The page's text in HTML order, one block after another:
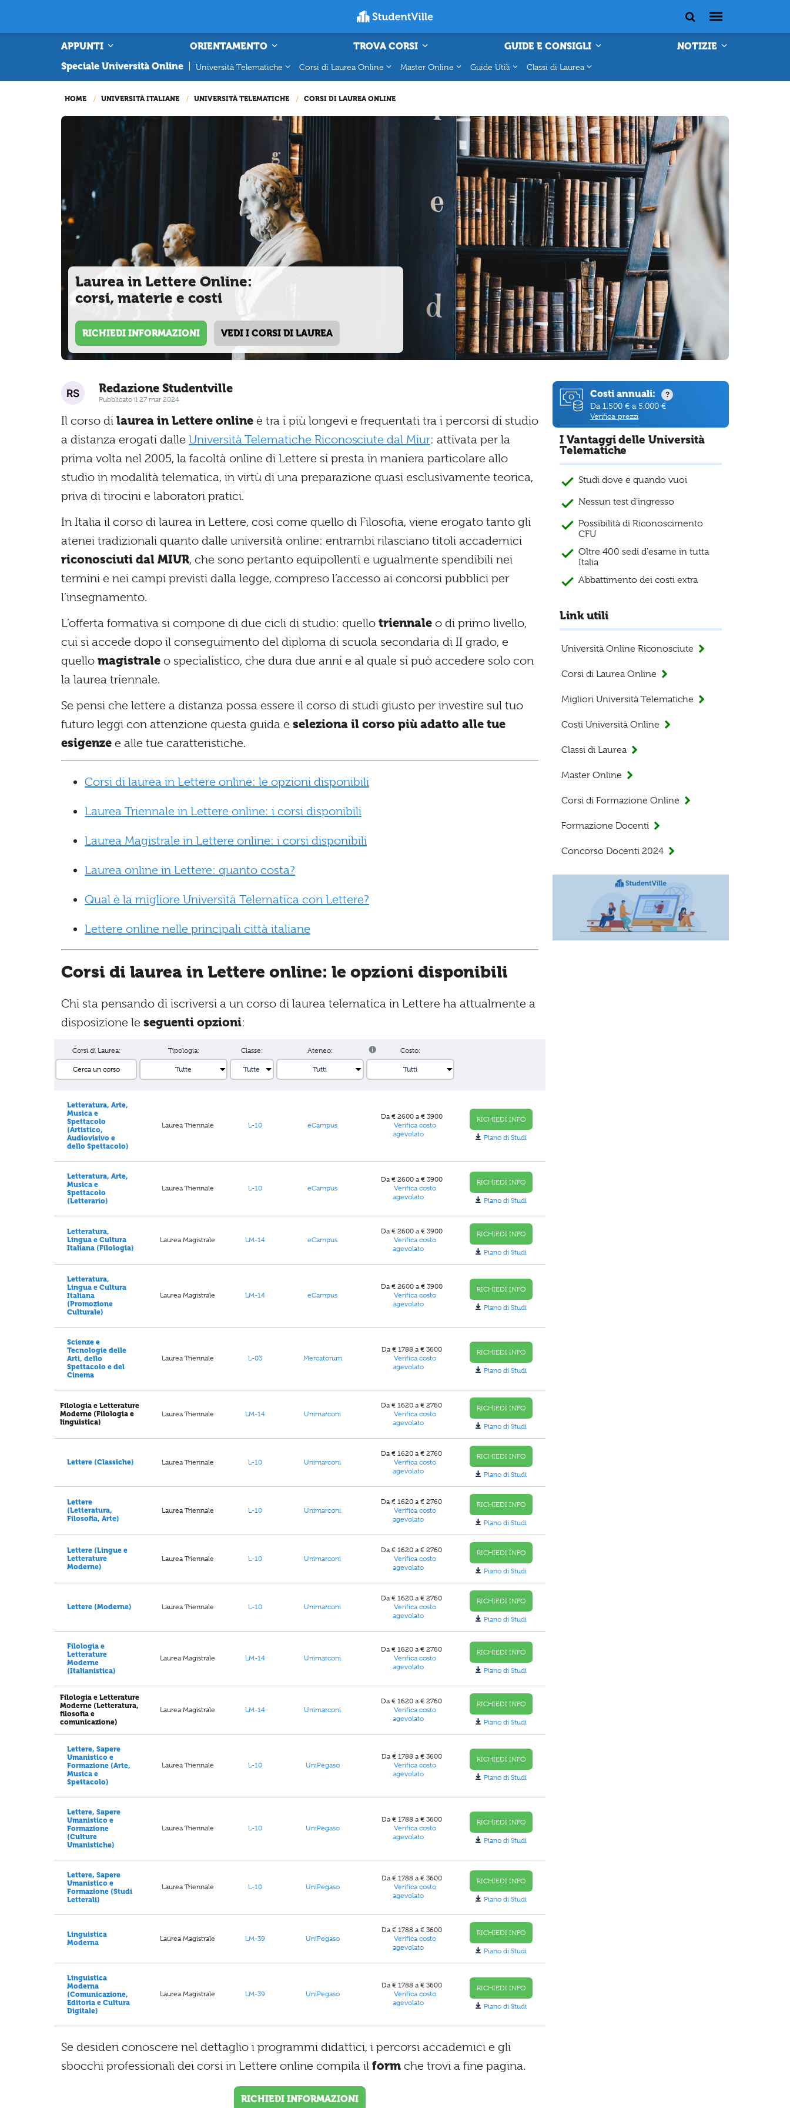
APPUNTI ORIENTAMENTO TROVA CORSI GUIDE E CONSIGLI
NOTIZIE
Speciale Università Online
Università Telematiche Corsi di Laurea Online Master Online Guide Utili Classi di Laurea
HOME UNIVERSITÀ ITALIANE UNIVERSITÀ TELEMATICHE CORSI DI LAUREA ONLINE
Laurea in Lettere Online:
corsi, materie e costi
RICHIEDI INFORMAZIONI VEDI I CORSI DI LAUREA
Redazione Studentville
Pubblicato il 27 mar 2024
Il corso di laurea in Lettere online è tra i più longevi e frequentati tra i percorsi di studio
a distanza erogati dalle Università Telematiche Riconosciute dal Miur: attivata per la
prima volta nel 2005, la facoltà online di Lettere si presta in maniera particolare allo
studio in modalità telematica, in virtù di una preparazione quasi esclusivamente teorica,
priva di tirocini e laboratori pratici.
In Italia il corso di laurea in Lettere, così come quello di Filosofia, viene erogato tanto gli
atenei tradizionali quanto dalle università online: entrambi rilasciano titoli accademici
riconosciuti dal MIUR, che sono pertanto equipollenti e ugualmente spendibili nei
termini e nei campi previsti dalla legge, compreso l’accesso ai concorsi pubblici per
l’insegnamento.
L’offerta formativa si compone di due cicli di studio: quello triennale o di primo livello,
cui si accede dopo il conseguimento del diploma di scuola secondaria di II grado, e
quello magistrale o specialistico, che dura due anni e al quale si può accedere solo con
la laurea triennale.
Se pensi che lettere a distanza possa essere il corso di studi giusto per investire sul tuo
futuro leggi con attenzione questa guida e seleziona il corso più adatto alle tue
esigenze e alle tue caratteristiche.
Corsi di laurea in Lettere online: le opzioni disponibili
Laurea Triennale in Lettere online: i corsi disponibili
Laurea Magistrale in Lettere online: i corsi disponibili
Laurea online in Lettere: quanto costa?
Qual è la migliore Università Telematica con Lettere?
Lettere online nelle principali città italiane
Corsi di laurea in Lettere online: le opzioni disponibili
Chi sta pensando di iscriversi a un corso di laurea telematica in Lettere ha attualmente a
disposizione le seguenti opzioni:
Corsi di Laurea: Tipologia: Classe: Ateneo: Costo:
Letteratura, Arte,
Musica e
Spettacolo
(Artistico,
Audiovisivo e
dello Spettacolo)
Laurea Triennale L-10 eCampus
Da € 2600 a € 3900
Verifica costo
agevolato
RICHIEDI INFO
Piano di Studi
Letteratura, Arte,
Musica e
Spettacolo
(Letterario)
Laurea Triennale L-10 eCampus
Da € 2600 a € 3900
Verifica costo
agevolato
RICHIEDI INFO
Piano di Studi
Letteratura,
Lingua e Cultura
Italiana (Filologia)
Laurea Magistrale LM-14 eCampus
Da € 2600 a € 3900
Verifica costo
agevolato
RICHIEDI INFO
Piano di Studi
Letteratura,
Lingua e Cultura
Italiana
(Promozione
Culturale)
Laurea Magistrale LM-14 eCampus
Da € 2600 a € 3900
Verifica costo
agevolato
RICHIEDI INFO
Piano di Studi
Scienze e
Tecnologie delle
Arti, dello
Spettacolo e del
Cinema
Laurea Triennale L-03 Mercatorum
Da € 1788 a € 3600
Verifica costo
agevolato
RICHIEDI INFO
Piano di Studi
Filologia e Letterature
Moderne (Filologia e
linguistica)
Laurea Triennale LM-14 Unimarconi
Da € 1620 a € 2760
Verifica costo
agevolato
RICHIEDI INFO
Piano di Studi
Lettere (Classiche) Laurea Triennale L-10 Unimarconi
Da € 1620 a € 2760
Verifica costo
agevolato
RICHIEDI INFO
Piano di Studi
Lettere
(Letteratura,
Filosofia, Arte)
Laurea Triennale L-10 Unimarconi
Da € 1620 a € 2760
Verifica costo
agevolato
RICHIEDI INFO
Piano di Studi
Lettere (Lingue e
Letterature
Moderne)
Laurea Triennale L-10 Unimarconi
Da € 1620 a € 2760
Verifica costo
agevolato
RICHIEDI INFO
Piano di Studi
Lettere (Moderne) Laurea Triennale L-10 Unimarconi
Da € 1620 a € 2760
Verifica costo
agevolato
RICHIEDI INFO
Piano di Studi
Filologia e
Letterature
Moderne
(Italianistica)
Laurea Magistrale LM-14 Unimarconi
Da € 1620 a € 2760
Verifica costo
agevolato
RICHIEDI INFO
Piano di Studi
Filologia e Letterature
Moderne (Letteratura,
filosofia e
comunicazione)
Laurea Magistrale LM-14 Unimarconi
Da € 1620 a € 2760
Verifica costo
agevolato
RICHIEDI INFO
Piano di Studi
Lettere, Sapere
Umanistico e
Formazione (Arte,
Musica e
Spettacolo)
Laurea Triennale L-10 UniPegaso
Da € 1788 a € 3600
Verifica costo
agevolato
RICHIEDI INFO
Piano di Studi
Lettere, Sapere
Umanistico e
Formazione
(Culture
Umanistiche)
Laurea Triennale L-10 UniPegaso
Da € 1788 a € 3600
Verifica costo
agevolato
RICHIEDI INFO
Piano di Studi
Lettere, Sapere
Umanistico e
Formazione (Studi
Letterali)
Laurea Triennale L-10 UniPegaso
Da € 1788 a € 3600
Verifica costo
agevolato
RICHIEDI INFO
Piano di Studi
Linguistica
Moderna
Laurea Magistrale LM-39 UniPegaso
Da € 1788 a € 3600
Verifica costo
agevolato
RICHIEDI INFO
Piano di Studi
Linguistica
Moderna
(Comunicazione,
Editoria e Cultura
Digitale)
Laurea Magistrale LM-39 UniPegaso
Da € 1788 a € 3600
Verifica costo
agevolato
RICHIEDI INFO
Piano di Studi
Se desideri conoscere nel dettaglio i programmi didattici, i percorsi accademici e gli
sbocchi professionali dei corsi in Lettere online compila il form che trovi a fine pagina.
RICHIEDI INFORMAZIONI
Costi annuali: ?
Da 1.500 € a 5.000 €
Verifica prezzi
I Vantaggi delle Università
Telematiche
Studi dove e quando vuoi
Nessun test d'ingresso
Possibilità di Riconoscimento
CFU
Oltre 400 sedi d'esame in tutta
Italia
Abbattimento dei costi extra
Link utili
Università Online Riconosciute
Corsi di Laurea Online
Migliori Università Telematiche
Costi Università Online
Classi di Laurea
Master Online
Corsi di Formazione Online
Formazione Docenti
Concorso Docenti 2024